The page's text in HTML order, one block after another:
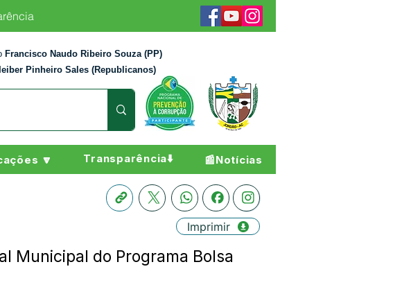
Francisco Naudo Ribeiro Souza (PP)
Pinheiro Sales (Republicanos)
🔽 Transparência⬇️ 📰Notícias
Imprimir
Municipal do Programa Bolsa